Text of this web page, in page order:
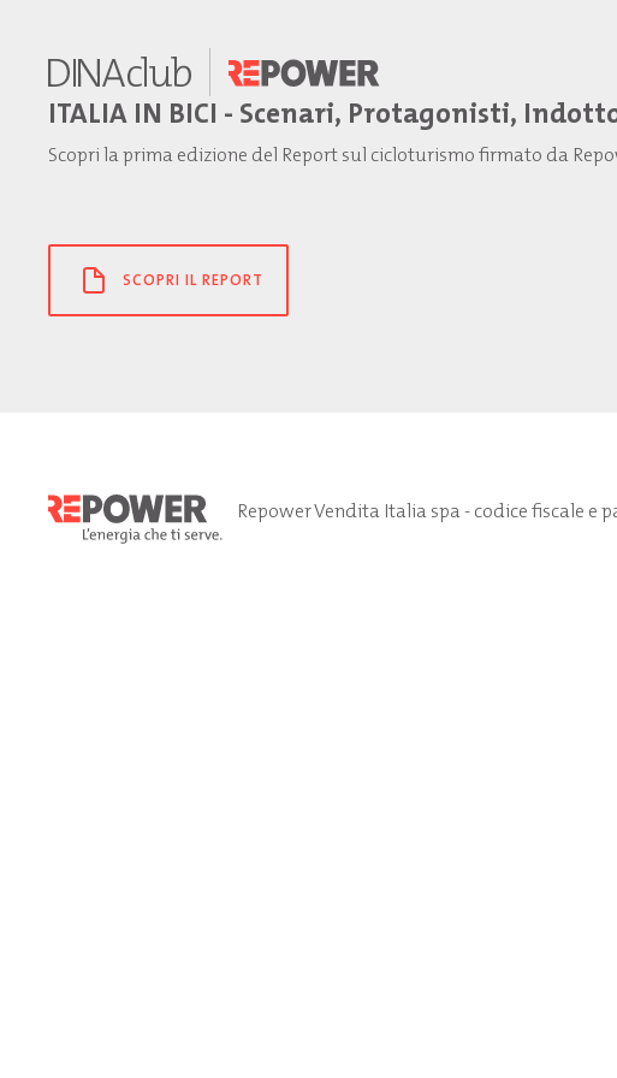
ITALIA IN BICI - Scenari, Protagonisti,
Scopri la prima edizione del Report sul cicloturismo firmato da
SCOPRI IL REPORT
Repower Vendita Italia spa - codice fiscale e